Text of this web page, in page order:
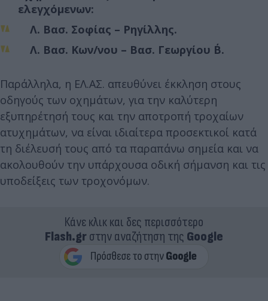
ελεγχόμενων:
Λ. Βασ. Σοφίας – Ρηγίλλης.
Λ. Βασ. Κων/νου – Βασ. Γεωργίου Β΄.
Παράλληλα, η ΕΛ.ΑΣ. απευθύνει έκκληση στους
οδηγούς των οχημάτων, για την καλύτερη
εξυπηρέτησή τους και την αποτροπή τροχαίων
ατυχημάτων, να είναι ιδιαίτερα προσεκτικοί κατά
τη διέλευσή τους από τα παραπάνω σημεία και να
ακολουθούν την υπάρχουσα οδική σήμανση και τις
υποδείξεις των τροχονόμων.
Κάνε κλικ και δες περισσότερο
Flash.grστην αναζήτηση της Google